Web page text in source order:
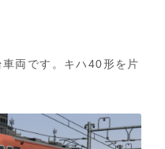
両です。キハ40形を片